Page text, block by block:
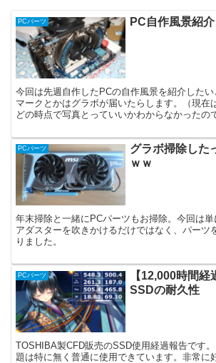
PCパーツ PC自作風景紹介
今回は先週自作したPCの自作風景を紹介した
マークとかはグラボが届いたらします。（現在
どの時点で写真とっていいかわからなかったの
PCパーツ
グラボ掃除した
ｗｗ
年末掃除と一緒にPCパーツもお掃除。今回は
アダスターを吹きかけるだけではなく、パーツ
りました。
PCパーツ
【12,000時間
SSDの耐久性
TOSHIBA製CFD販売のSSD使用経過報告です
題は特に無く普通に使用できています。非常に